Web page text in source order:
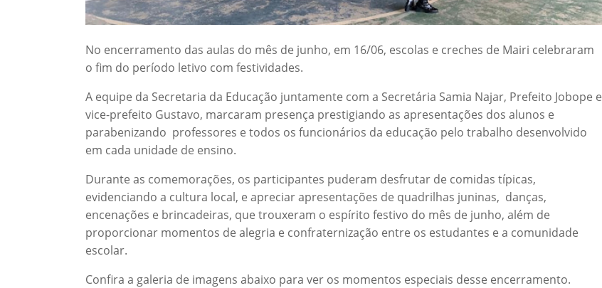
No encerramento das aulas do mês de junho, em 16/06, escolas e creches de Mairi celebraram
o fim do período letivo com festividades.
A equipe da Secretaria da Educação juntamente com a Secretária Samia Najar, Prefeito Jobope e
vice-prefeito Gustavo, marcaram presença prestigiando as apresentações dos alunos e
parabenizando professores e todos os funcionários da educação pelo trabalho desenvolvido
em cada unidade de ensino.
Durante as comemorações, os participantes puderam desfrutar de comidas típicas,
evidenciando a cultura local, e apreciar apresentações de quadrilhas juninas, danças,
encenações e brincadeiras, que trouxeram o espírito festivo do mês de junho, além de
proporcionar momentos de alegria e confraternização entre os estudantes e a comunidade
escolar.
Confira a galeria de imagens abaixo para ver os momentos especiais desse encerramento.